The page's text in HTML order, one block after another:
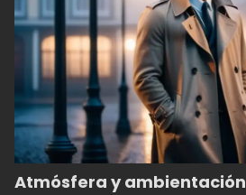
Atmósfera y ambientación